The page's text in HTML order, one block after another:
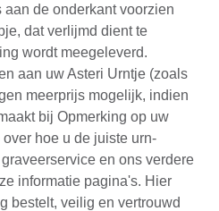
de onderkant voorzien
dat verlijmd dient te
wordt meegeleverd.
aan uw Asteri Urntje (zoals
meerprijs mogelijk, indien
bij Opmerking op uw
hoe u de juiste urn-
en ons verdere
informatie pagina's. Hier
bestelt, veilig en vertrouwd